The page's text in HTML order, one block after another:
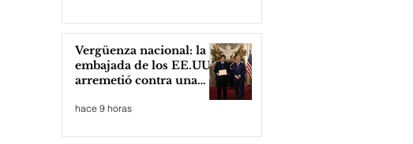
Vergüenza nacional: la
embajada de los EE.UU
arremetió contra una
hace 9 horas